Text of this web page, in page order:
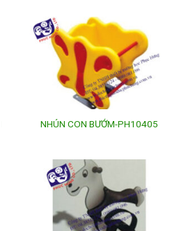
NHÚN CON BƯỚM-PH10405